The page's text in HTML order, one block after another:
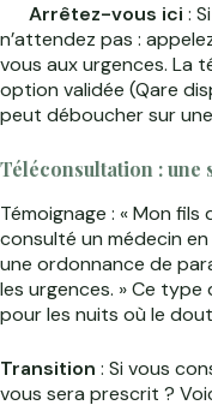
Arrêtez-vous ici :
n’attendez pas :
vous aux urgences. La
option validée (Qare
peut déboucher sur
Téléconsultation :
Témoignage : « Mon fils
consulté un médecin en
une ordonnance de
les urgences. » Ce
pour les nuits où le
Transition : Si vous
vous sera prescrit ?